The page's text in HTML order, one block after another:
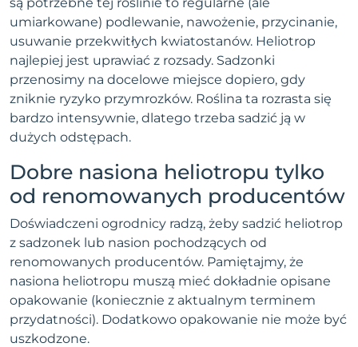
umiarkowane) podlewanie, nawożenie, przycinanie,
usuwanie przekwitłych kwiatostanów. Heliotrop
najlepiej jest uprawiać z rozsady. Sadzonki
przenosimy na docelowe miejsce dopiero, gdy
zniknie ryzyko przymrozków. Roślina ta rozrasta się
bardzo intensywnie, dlatego trzeba sadzić ją w
dużych odstępach.
Dobre nasiona heliotropu tylko
od renomowanych producentów
Doświadczeni ogrodnicy radzą, żeby sadzić heliotrop
z sadzonek lub nasion pochodzących od
renomowanych producentów. Pamiętajmy, że
nasiona heliotropu muszą mieć dokładnie opisane
opakowanie (koniecznie z aktualnym terminem
przydatności). Dodatkowo opakowanie nie może być
uszkodzone.